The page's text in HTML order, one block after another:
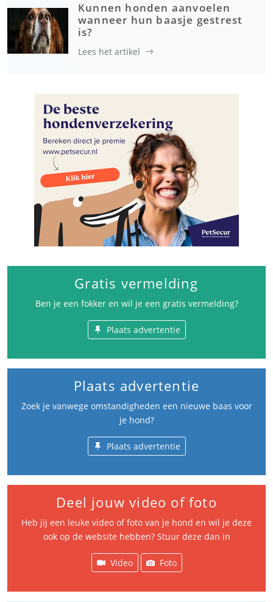
Kunnen honden aanvoelen
wanneer hun baasje gestrest
is?
Lees het artikel
Gratis vermelding
Ben je een fokker en wil je een gratis vermelding?
Plaats advertentie
Plaats advertentie
Zoek je vanwege omstandigheden een nieuwe baas voor
je hond?
Plaats advertentie
Deel jouw video of foto
Heb jij een leuke video of foto van je hond en wil je deze
ook op de website hebben? Stuur deze dan in
Video Foto